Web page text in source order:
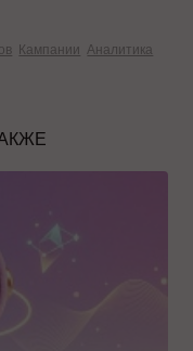
Кампании Аналитика